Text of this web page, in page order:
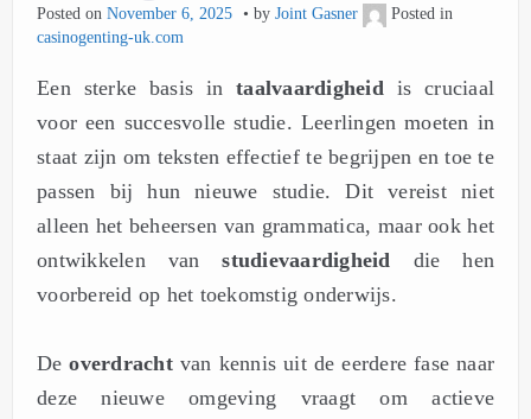
Posted on November 6, 2025 by Joint Gasner
Posted in
casinogenting-uk.com
Een sterke basis intaalvaardigheidis cruciaal
voor een succesvolle studie. Leerlingen moeten in
staat zijn om teksten effectief te begrijpen en toe te
passen bij hun nieuwe studie. Dit vereist niet
alleen het beheersen van grammatica, maar ook het
ontwikkelen vanstudievaardigheid die hen
voorbereid op het toekomstig onderwijs.
Deoverdrachtvan kennis uit de eerdere fase naar
deze nieuwe omgeving vraagt om actieve